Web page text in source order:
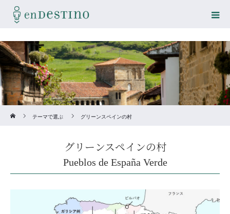
テーマで選ぶ
グリーンスペインの村
グリーンスペインの村
Pueblos de España Verde